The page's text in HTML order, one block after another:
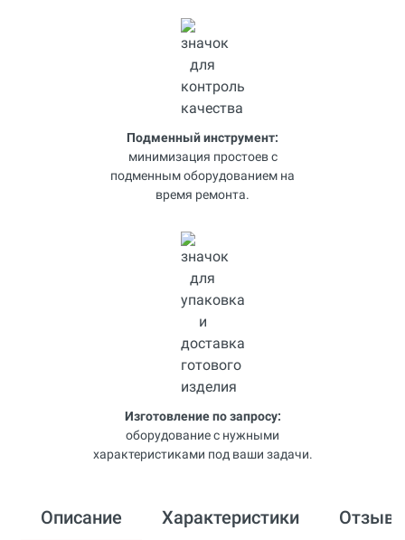
Подменный инструмент:
минимизация простоев с
подменным оборудованием на
время ремонта.
Изготовление по запросу:
оборудование с нужными
характеристиками под ваши задачи.
Описание Характеристики